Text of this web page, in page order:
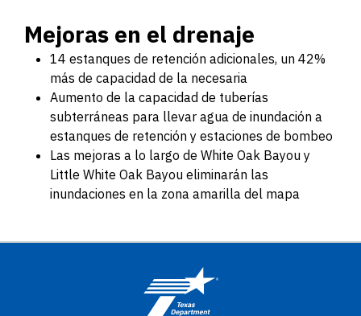
Mejoras en el drenaje
14 estanques de retención adicionales, un 42%
más de capacidad de la necesaria
Aumento de la capacidad de tuberías
subterráneas para llevar agua de inundación a
estanques de retención y estaciones de bombeo
Las mejoras a lo largo de White Oak Bayou y
Little White Oak Bayou eliminarán las
inundaciones en la zona amarilla del mapa